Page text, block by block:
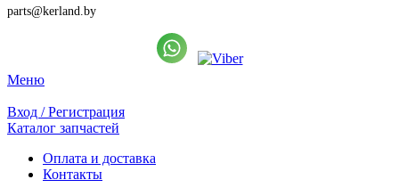
parts@kerland.by
Меню
Вход / Регистрация
Каталог запчастей
Оплата и доставка
Контакты